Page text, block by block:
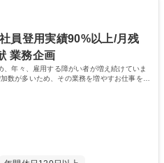
ョン
エキスパートとしてオペレーション
両面でスキルを発揮できる環境で
員登用実績90%以上/月残
業務企画
年々、雇用する障がい者が増え続けていま
数が多いため、その業務を増やすお仕事を担